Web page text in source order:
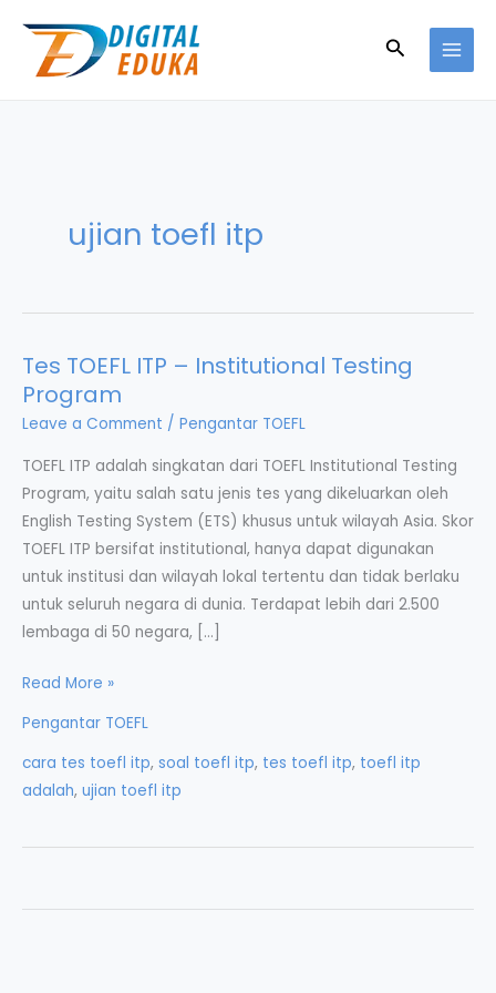
content
Search
ujian toefl itp
Tes TOEFL ITP – Institutional Testing
Program
Leave a Comment / Pengantar TOEFL
TOEFL ITP adalah singkatan dari TOEFL Institutional Testing
Program, yaitu salah satu jenis tes yang dikeluarkan oleh
English Testing System (ETS) khusus untuk wilayah Asia. Skor
TOEFL ITP bersifat institutional, hanya dapat digunakan
untuk institusi dan wilayah lokal tertentu dan tidak berlaku
untuk seluruh negara di dunia. Terdapat lebih dari 2.500
lembaga di 50 negara, […]
Tes
–
Institutional
Program
Read More »
Pengantar TOEFL
cara tes toefl itp, soal toefl itp, tes toefl itp, toefl itp
adalah, ujian toefl itp